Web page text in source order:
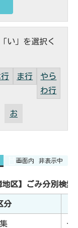
い」を選択く
行 ま行
やら
わ行
お
画面内 非表示中
区】ごみ分別検索
分
一